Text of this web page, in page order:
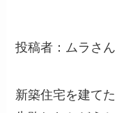
投稿者：ムラさん
新築住宅を建てた